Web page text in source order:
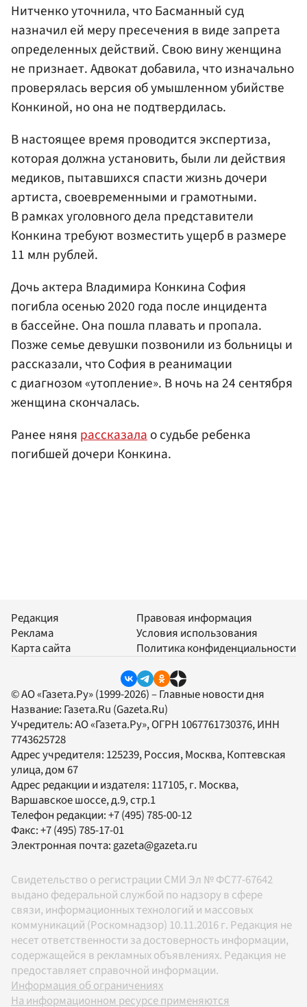
Нитченко уточнила, что Басманный суд
назначил ей меру пресечения в виде запрета
определенных действий. Свою вину женщина
не признает. Адвокат добавила, что изначально
проверялась версия об умышленном убийстве
Конкиной, но она не подтвердилась.
В настоящее время проводится экспертиза,
которая должна установить, были ли действия
медиков, пытавшихся спасти жизнь дочери
артиста, своевременными и грамотными.
В рамках уголовного дела представители
Конкина требуют возместить ущерб в размере
11 млн рублей.
Дочь актера Владимира Конкина София
погибла осенью 2020 года после инцидента
в бассейне. Она пошла плавать и пропала.
Позже семье девушки позвонили из больницы и
рассказали, что София в реанимации
с диагнозом «утопление». В ночь на 24 сентября
женщина скончалась.
Ранее няня рассказалао судьбе ребенка
погибшей дочери Конкина.
Редакция
Реклама
Карта сайта
Правовая информация
Условия использования
Политика конфиденциальности
© АО «Газета.Ру» (1999-2026) – Главные новости дня
Название: Газета.Ru (Gazeta.Ru)
Учредитель:АО «Газета.Ру», ОГРН 1067761730376, ИНН
7743625728
Адрес учредителя: 125239, Россия, Москва, Коптевская
улица, дом 67
Адрес редакции и издателя: 117105, г. Москва,
Варшавское шоссе, д.9, стр.1
Телефон редакции:+7 (495) 785-00-12
Факс:+7 (495) 785-17-01
Электронная почта: gazeta@gazeta.ru
Свидетельство о регистрации СМИ Эл № ФС77-67642
выдано федеральной службой по надзору в сфере
связи, информационных технологий и массовых
коммуникаций (Роскомнадзор) 10.11.2016 г. Редакция не
несет ответственности за достоверность информации,
содержащейся в рекламных объявлениях. Редакция не
предоставляет справочной информации.
Информация об ограничениях
На информационном ресурсе применяются